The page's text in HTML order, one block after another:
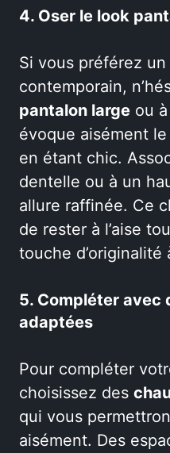
4. Oser le look
Si vous préférez
contemporain,
pantalon large ou
évoque aisément
en étant chic.
dentelle ou à un
allure raffinée. Ce
de rester à l’aise
touche d’originalité
5. Compléter avec
adaptées
Pour compléter
choisissez des
qui vous
aisément. Des